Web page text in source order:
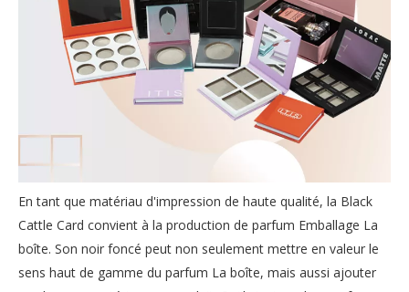
En tant que matériau d'impression de haute qualité, la Black
Cattle Card convient à la production de parfum Emballage La
boîte. Son noir foncé peut non seulement mettre en valeur le
sens haut de gamme du parfum La boîte, mais aussi ajouter